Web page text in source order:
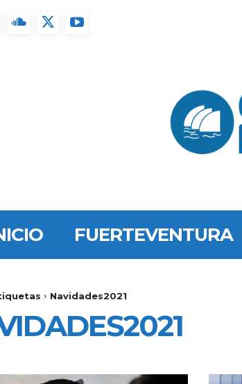
FUERTEVENTURA
Navidades2021